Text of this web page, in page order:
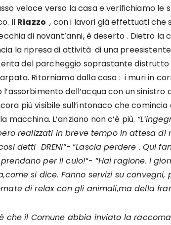
veloce verso la casa e verifichiamo le
Il Riazzo , con i lavori già effettuati che
di novant’anni, è deserto . Dietro la
la ripresa di attività di una preesistente
del parcheggio soprastante
Ritorniamo dalla casa : i muri in
dell’acqua con un sinistro
più visibile sull’intonaco che comincia
macchina. L’anziano non c’è più.
realizzati in breve tempo in attesa
detti DRENI“- “Lascia perdere . Qui
per il culo!“- “Hai ragione. I
si dice. Fanno servizi su
di relax con gli animali,ma della
che il Comune abbia inviato la